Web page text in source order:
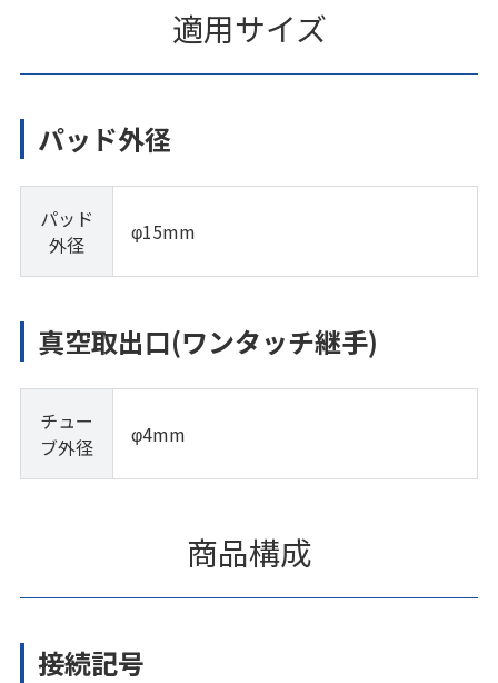
適用サイズ
パッド外径
パッド
外径
φ15mm
真空取出口(ワンタッチ継手)
チュー
ブ外径
φ4mm
商品構成
接続記号